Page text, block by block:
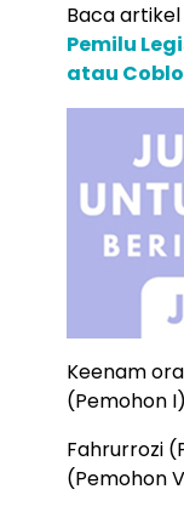
Baca artikel
Pemilu
atau
Keenam
(Pemohon
Fahrurrozi
(Pemohon